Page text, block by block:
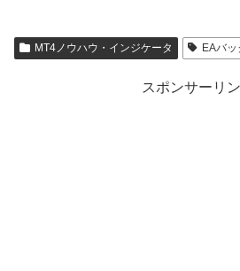
MT4ノウハウ・インジケータ EAバッ
スポンサーリ